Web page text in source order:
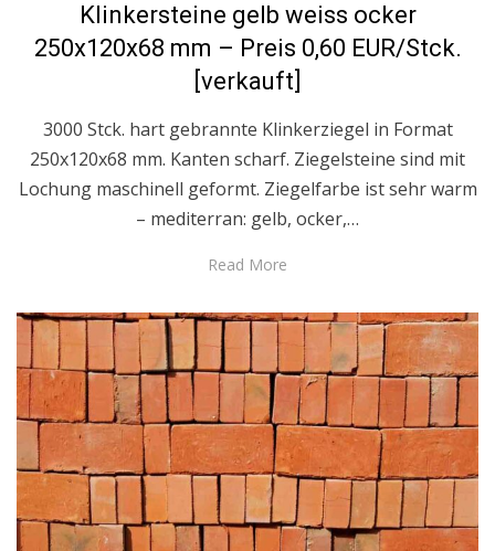
Klinkersteine gelb weiss ocker
250x120x68 mm – Preis 0,60 EUR/Stck.
[verkauft]
3000 Stck. hart gebrannte Klinkerziegel in Format
250x120x68 mm. Kanten scharf. Ziegelsteine sind mit
Lochung maschinell geformt. Ziegelfarbe ist sehr warm
– mediterran: gelb, ocker,…
Read More